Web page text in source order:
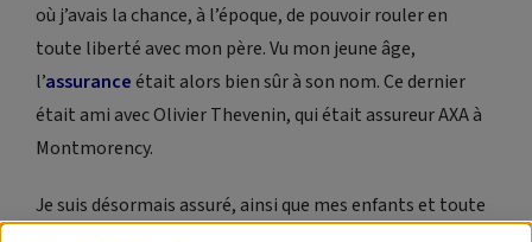
où j’avais la chance, à l’époque, de pouvoir rouler en
toute liberté avec mon père. Vu mon jeune âge,
l’assuranceétait alors bien sûr à son nom. Ce dernier
était ami avec Olivier Thevenin, qui était assureur AXA à
Montmorency.
Je suis désormais assuré, ainsi que mes enfants et toute